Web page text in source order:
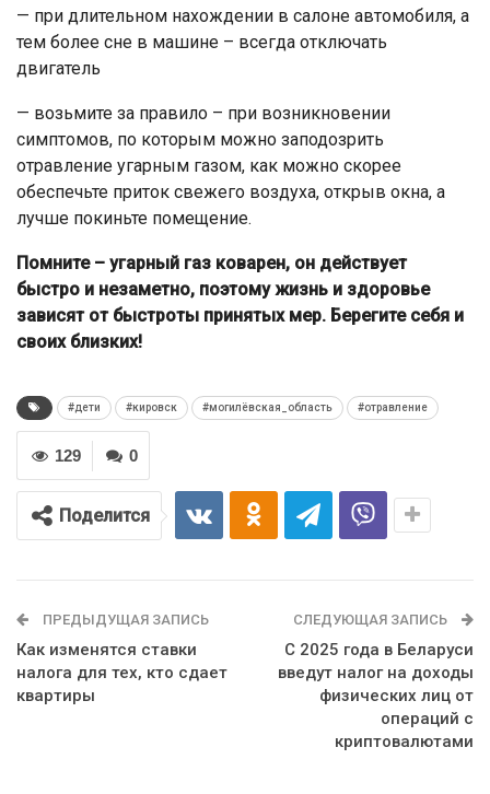
— при длительном нахождении в салоне автомобиля, а
тем более сне в машине – всегда отключать
двигатель
— возьмите за правило – при возникновении
симптомов, по которым можно заподозрить
отравление угарным газом, как можно скорее
обеспечьте приток свежего воздуха, открыв окна, а
лучше покиньте помещение.
Помните – угарный газ коварен, он действует
быстро и незаметно, поэтому жизнь и здоровье
зависят от быстроты принятых мер. Берегите себя и
своих близких!
#дети #кировск #могилёвская_область #отравление
0
129
Поделится
ПРЕДЫДУЩАЯ ЗАПИСЬ
Как изменятся ставки
налога для тех, кто сдает
квартиры
СЛЕДУЮЩАЯ ЗАПИСЬ
С 2025 года в Беларуси
введут налог на доходы
физических лиц от
операций с
криптовалютами